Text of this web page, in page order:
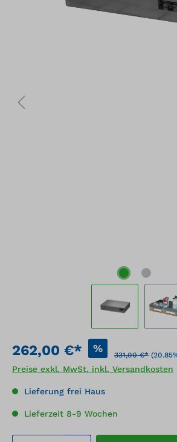
262,00 €* %
331,00 €*
Preise exkl. MwSt. inkl. Versandkosten
Lieferung frei Haus
Lieferzeit 8-9 Wochen